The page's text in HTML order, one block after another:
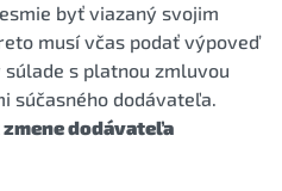
byť viazaný svojim
musí včas podať výpoveď
s platnou zmluvou
súčasného dodávateľa.
dodávateľa